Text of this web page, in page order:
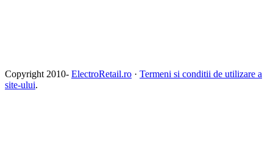
Copyright 2010- ElectroRetail.ro · Termeni si conditii de utilizare a
site-ului.